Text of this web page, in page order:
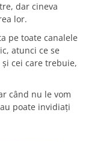
dar cineva
lor.
pe toate canalele
atunci ce se
şi cei care trebuie,
când nu le vom
poate invidiaţi